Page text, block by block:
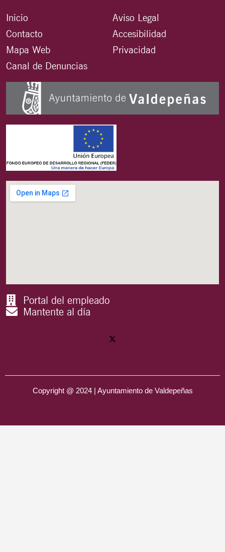
Inicio
Contacto
Mapa Web
Canal de Denuncias
Aviso Legal
Accesibilidad
Privacidad
Portal del empleado
Mantente al día
Copyright @ 2024 | Ayuntamiento de Valdepeñas